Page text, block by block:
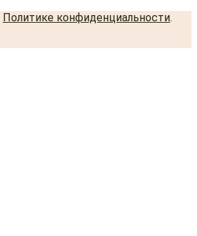
Политике конфиденциальности.